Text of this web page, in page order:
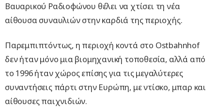
Βαυαρικού Ραδιοφώνου θέλει να χτίσει τη νέα
αίθουσα συναυλιών στην καρδιά της περιοχής.
Παρεμπιπτόντως, η περιοχή κοντά στο Ostbahnhof
δεν ήταν μόνο μια βιομηχανική τοποθεσία, αλλά από
το 1996 ήταν χώρος επίσης για τις μεγαλύτερες
συναντήσεις πάρτι στην Ευρώπη, με ντίσκο, μπαρ και
αίθουσες παιχνιδιών.